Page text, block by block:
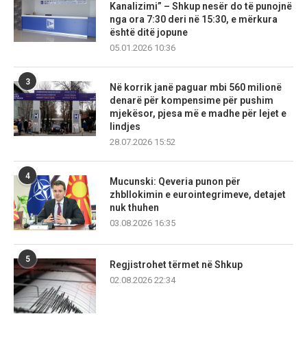
Kanalizimi” – Shkup nesër do të punojnë
nga ora 7:30 deri në 15:30, e mërkura
është ditë jopune
05.01.2026 10:36
3
Në korrik janë paguar mbi 560 milionë
denarë për kompensime për pushim
mjekësor, pjesa më e madhe për lejet e
lindjes
28.07.2026 15:52
4
Mucunski: Qeveria punon për
zhbllokimin e eurointegrimeve, detajet
nuk thuhen
03.08.2026 16:35
5
Regjistrohet tërmet në Shkup
02.08.2026 22:34